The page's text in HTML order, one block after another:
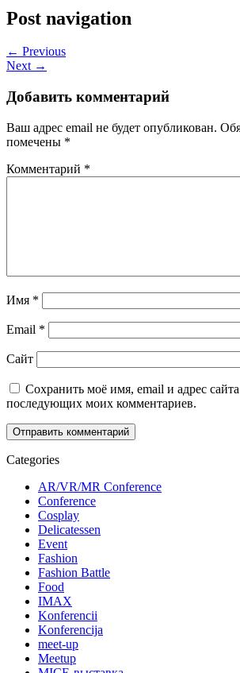
Post navigation
← Previous
Next →
Добавить комментарий
Ваш адрес email не будет опубликован.
помечены *
Комментарий *
Имя *
Email *
Сайт
Сохранить моё имя, email и адрес
последующих моих комментариев.
Categories
AR/VR/MR Conference
Conference
Cosplay
Delicatessen
Event
Fashion
Fashion Battle
Food
IMAX
Konferencii
Konferencija
meet-up
Meetup